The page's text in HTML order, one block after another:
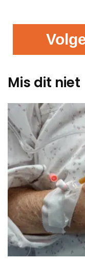
Mis dit niet